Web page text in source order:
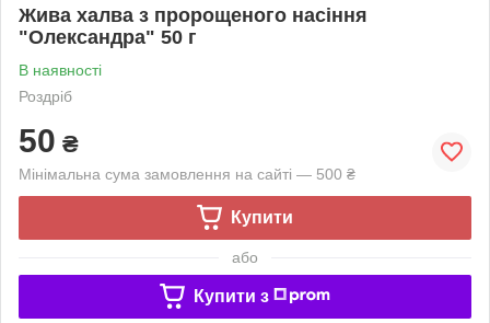
Жива халва з пророщеного насіння
"Олександра" 50 г
В наявності
Роздріб
50 ₴
Мінімальна сума замовлення на сайті — 500 ₴
Купити
або
Купити з